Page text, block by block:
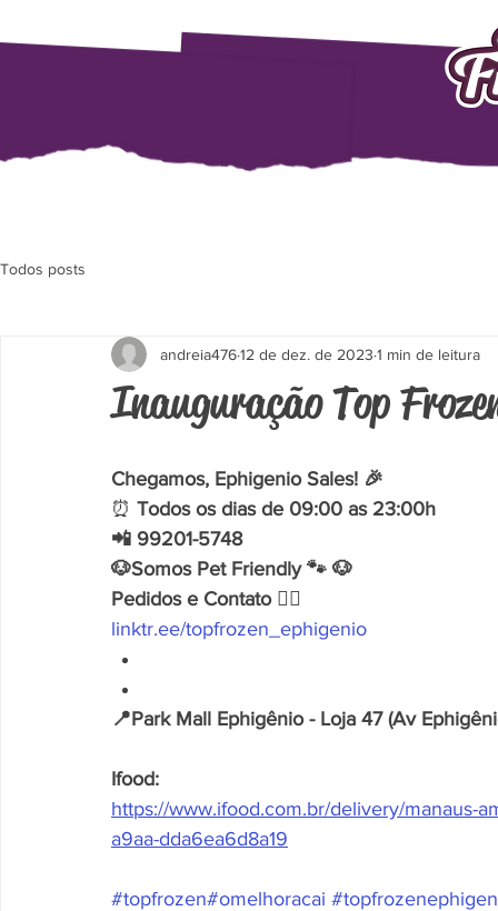
Todos posts
Inauguração Top
andreia47612 de dez. de 2023 1 min de leitura
Chegamos, Ephigenio Sales! 🎉
⏰ Todos os dias de 09:00 as 23:00h
📲 99201-5748
🐶Somos Pet Friendly 🐾 🐶
Pedidos e Contato 👇🏽
linktr.ee/topfrozen_ephigenio
📍Park Mall Ephigênio - Loja 47 (Av
Ifood:
https://www.ifood.com.br/delivery/manaus-
a9aa-dda6ea6d8a19
#topfrozen#omelhoracai